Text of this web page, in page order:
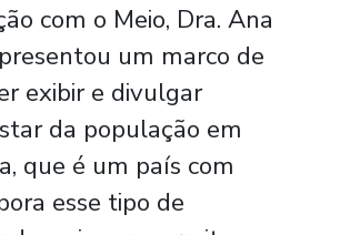
com o Meio, Dra. Ana
um marco de
exibir e divulgar
da população em
que é um país com
esse tipo de